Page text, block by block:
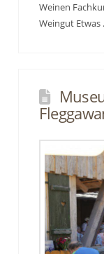
Weinen
Weingut Etwas